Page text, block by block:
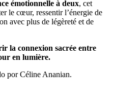
émotionnelle à deux, cet
le cœur, ressentir l’énergie de
avec plus de légèreté et de
la connexion sacrée entre
en lumière.
por Céline Ananian.